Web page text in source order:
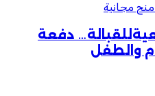
دفعة
والطفل